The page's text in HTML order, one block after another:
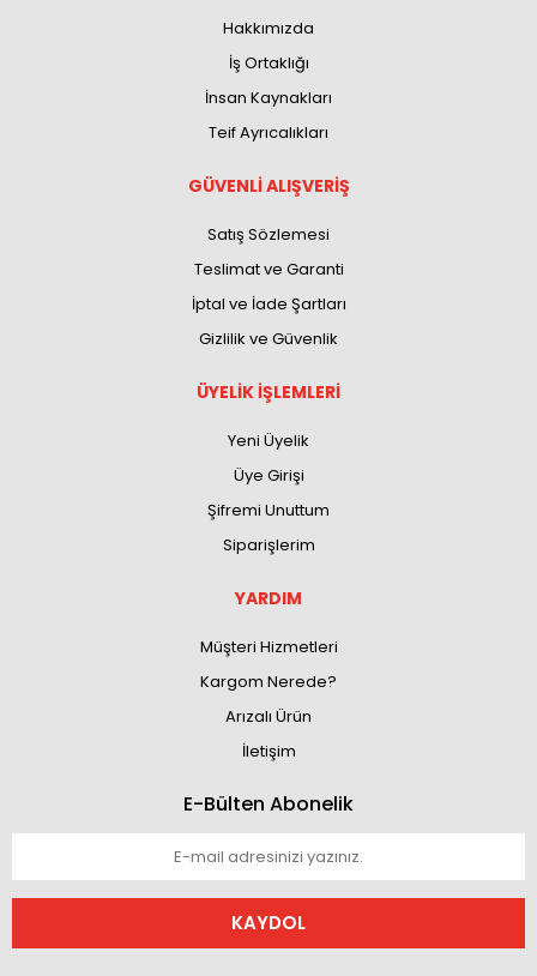
Hakkımızda
İş Ortaklığı
İnsan Kaynakları
Teif Ayrıcalıkları
GÜVENLİ ALIŞVERİŞ
Satış Sözlemesi
Teslimat ve Garanti
İptal ve İade Şartları
Gizlilik ve Güvenlik
ÜYELİK İŞLEMLERİ
Yeni Üyelik
Üye Girişi
Şifremi Unuttum
Siparişlerim
YARDIM
Müşteri Hizmetleri
Kargom Nerede?
Arızalı Ürün
İletişim
E-Bülten Abonelik
KAYDOL